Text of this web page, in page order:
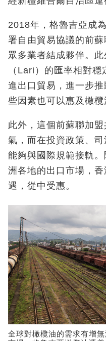
2018年，格魯吉亞成
署自由貿易協議的前
眾多業者結成夥伴。
（Lari）的匯率相對
進出口貿易，進一步
些因素也可以惠及橄欖
此外，這個前蘇聯加
氣，而在投資政策、
能夠與國際規範接軌
洲各地的出口市場，
遇，從中受惠。
全球對橄欖油的需求有增